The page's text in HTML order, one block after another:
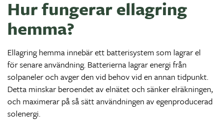
Hur fungerar ellagring
hemma?
Ellagring hemma innebär ett batterisystem som lagrar el
för senare användning. Batterierna lagrar energi från
solpaneler och avger den vid behov vid en annan tidpunkt.
Detta minskar beroendet av elnätet och sänker elräkningen,
och maximerar på så sätt användningen av egenproducerad
solenergi.